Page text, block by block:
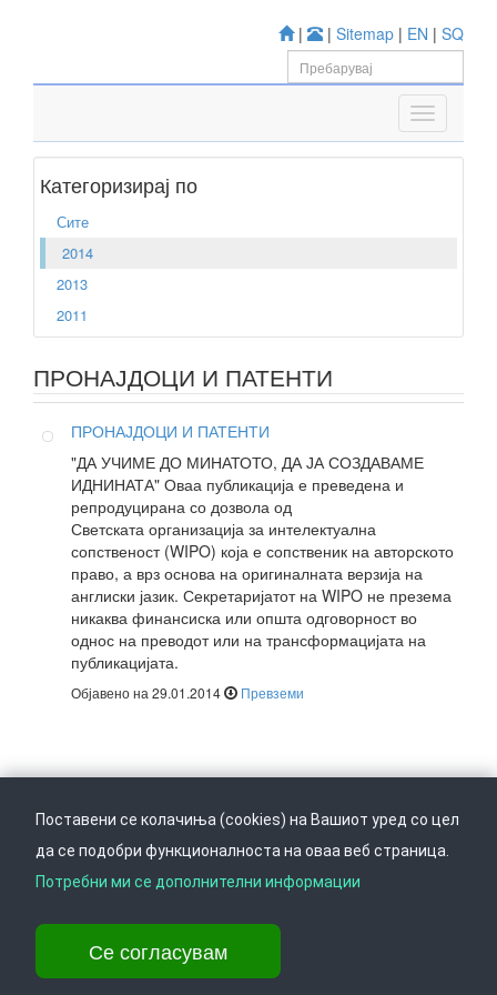
| | Sitemap | EN | SQ
Категоризирај по
Сите
2014
2013
2011
ПРОНАЈДОЦИ И ПАТЕНТИ
ПРОНАЈДОЦИ И ПАТЕНТИ
"ДА УЧИМЕ ДО МИНАТОТО, ДА ЈА СОЗДАВАМЕ
ИДНИНАТА" Оваа публикација е преведена и
репродуцирана со дозвола од
Светската организација за интелектуална
сопственост (WIPO) која е сопственик на авторското
право, а врз основа на оригиналната верзија на
англиски јазик. Секретаријатот на WIPO не презема
никаква финансиска или општа одговорност во
однос на преводот или на трансформацијата на
публикацијата.
Објавено на 29.01.2014 Превземи
Врати се горе Следете не на
Ул. Даме Груев 14, Катна гаража Беко на 1-виот кат, 1000 Скопје,
Поставени се колачиња (cookies) на Вашиот уред со цел
да се подобри функционалноста на оваа веб страница.
Потребни ми се дополнителни информации
Се согласувам